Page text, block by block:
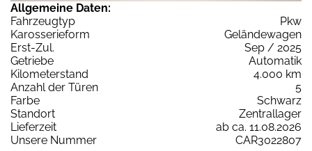
Allgemeine Daten:
Fahrzeugtyp
Pkw
Karosserieform
Geländewagen
Erst-Zul.
Sep / 2025
Getriebe
Automatik
Kilometerstand
4.000 km
Anzahl der Türen
5
Farbe
Schwarz
Standort
Zentrallager
Lieferzeit
ab ca. 11.08.2026
Unsere Nummer
CAR3022807